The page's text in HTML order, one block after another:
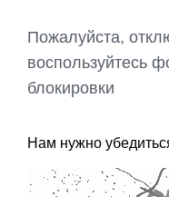
Пожалуйста,
воспользуйтесь
блокировки
Нам нужно